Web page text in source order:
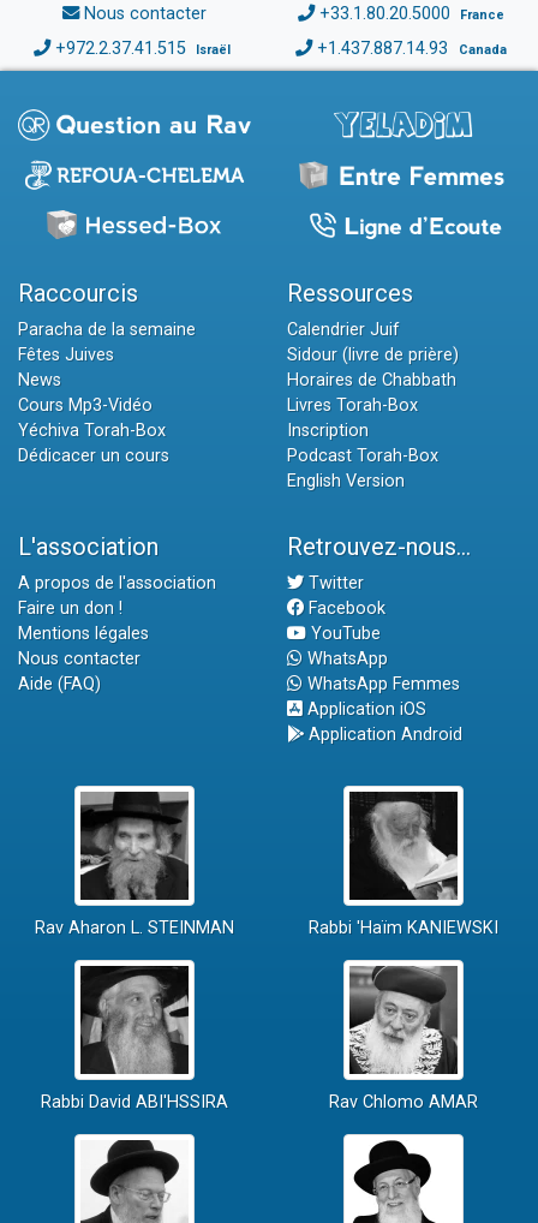
Nous contacter +33.1.80.20.5000 France
+972.2.37.41.515 Israël +1.437.887.14.93 Canada
Raccourcis
Paracha de la semaine
Fêtes Juives
News
Cours Mp3-Vidéo
Yéchiva Torah-Box
Dédicacer un cours
Ressources
Calendrier Juif
Sidour (livre de prière)
Horaires de Chabbath
Livres Torah-Box
Inscription
Podcast Torah-Box
English Version
L'association
A propos de l'association
Faire un don !
Mentions légales
Nous contacter
Aide (FAQ)
Retrouvez-nous...
Twitter
Facebook
YouTube
WhatsApp
WhatsApp Femmes
Application iOS
Application Android
Rav Aharon L. STEINMAN Rabbi 'Haïm KANIEWSKI
Rabbi David ABI'HSSIRA Rav Chlomo AMAR